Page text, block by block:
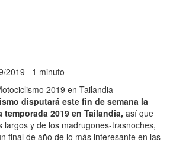
2019 1 minuto
2019 en Tailandia
disputará este fin de semana la
2019 en Tailandia, así que
largos y de los madrugones-trasnoches,
final de año de lo más interesante en las